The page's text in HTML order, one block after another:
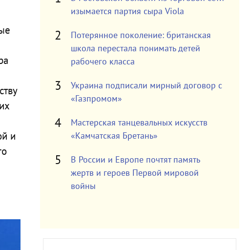
и
изымается партия сыра Viola
Потерянное поколение: британская
школа перестала понимать детей
рабочего класса
Украина подписали мирный договор с
«Газпромом»
Мастерская танцевальных искусств
«Камчатская Бретань»
В России и Европе почтят память
жертв и героев Первой мировой
войны